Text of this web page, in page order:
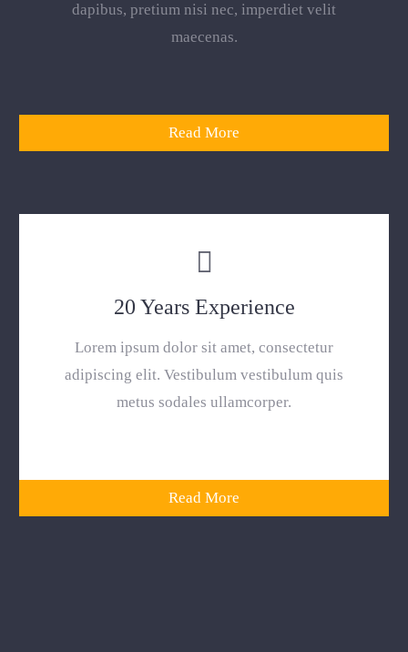
dapibus, pretium nisi nec, imperdiet velit
maecenas.
Read More
20 Years Experience
Lorem ipsum dolor sit amet, consectetur
adipiscing elit. Vestibulum vestibulum quis
metus sodales ullamcorper.
Read More